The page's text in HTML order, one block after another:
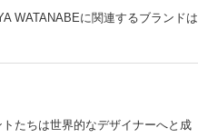
WATANABEに関連するブランドは
たちは世界的なデザイナーへと成